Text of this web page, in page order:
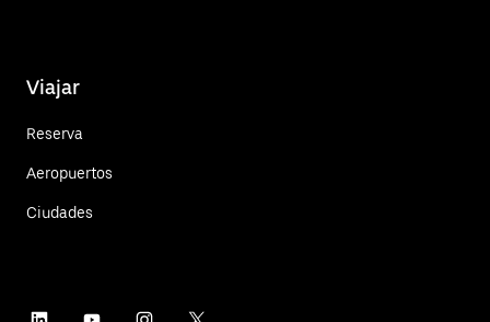
Viajar
Reserva
Aeropuertos
Ciudades